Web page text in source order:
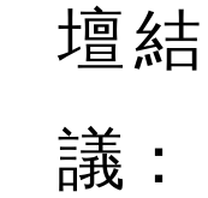
壇
議：